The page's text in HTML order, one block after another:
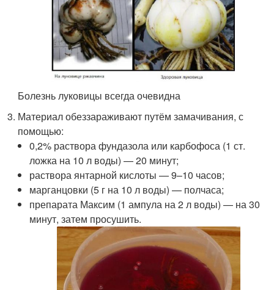
Болезнь луковицы всегда очевидна
Материал обеззараживают путём замачивания, с
помощью:
0,2% раствора фундазола или карбофоса (1 ст.
ложка на 10 л воды) — 20 минут;
раствора янтарной кислоты — 9–10 часов;
марганцовки (5 г на 10 л воды) — полчаса;
препарата Максим (1 ампула на 2 л воды) — на 30
минут, затем просушить.